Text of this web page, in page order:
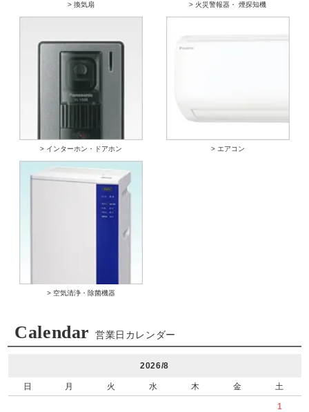
> 換気扇 > 火災警報器・ 煙探知機
> インターホン・ドアホン > エアコン
> 空気清浄・除菌機器
Calendar 営業日カレンダー
2026/8
日 月 火 水 木 金 土
1